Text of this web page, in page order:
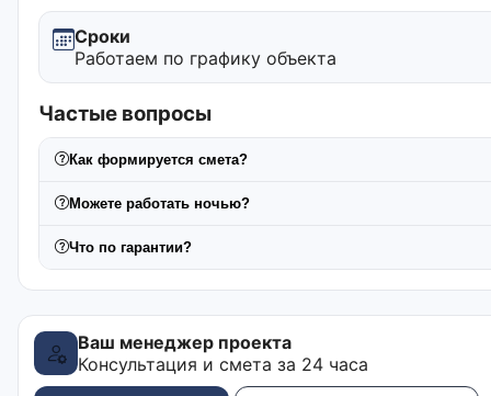
Сроки
Работаем по графику объекта
Частые вопросы
Как формируется смета?
Можете работать ночью?
Что по гарантии?
Ваш менеджер проекта
Консультация и смета за 24 часа